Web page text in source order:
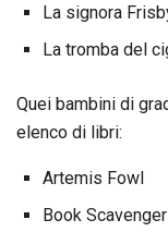
La signora
La tromba del
Quei bambini di
elenco di libri:
Artemis Fowl
Book